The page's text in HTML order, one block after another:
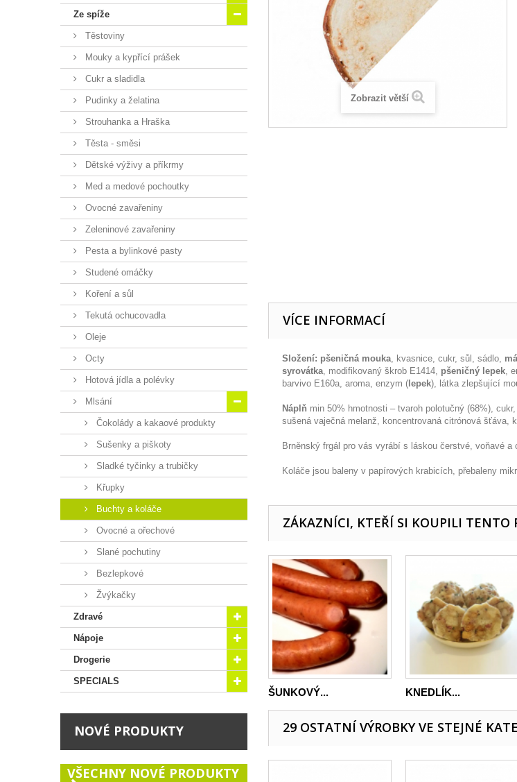
Ze spíže
Těstoviny
Mouky a kypřící prášek
Cukr a sladidla
Pudinky a želatina
Strouhanka a Hraška
Těsta - směsi
Dětské výživy a příkrmy
Med a medové pochoutky
Ovocné zavařeniny
Zeleninové zavařeniny
Pesta a bylinkové pasty
Studené omáčky
Koření a sůl
Tekutá ochucovadla
Oleje
Octy
Hotová jídla a polévky
Mlsání
Čokolády a kakaové produkty
Sušenky a piškoty
Sladké tyčinky a trubičky
Křupky
Buchty a koláče
Ovocné a ořechové
Slané pochutiny
Bezlepkové
Žvýkačky
Zdravé
Nápoje
Drogerie
SPECIALS
NOVÉ PRODUKTY
VŠECHNY NOVÉ PRODUKTY
Zobrazit větší
VÍCE INFORMACÍ
Složení: pšeničná mouka, kvasnice, cukr, sůl, sádlo,
syrovátka, modifikovaný škrob E1414, pšeničný lepek,
barvivo E160a, aroma, enzym ( lepek), látka zlepšující
Náplň min 50% hmotnosti – tvaroh polotučný (68%),
sušená vaječná melanž, koncentrovaná citrónová šťáva,
Brněnský frgál pro vás vyrábí s láskou čerstvé, voňavé
Koláče jsou baleny v papírových krabicích, přebaleny
ZÁKAZNÍCI, KTEŘÍ SI KOUPILI TENTO
ŠUNKOVÝ... KNEDLÍK...
29 OSTATNÍ VÝROBKY VE STEJNÉ